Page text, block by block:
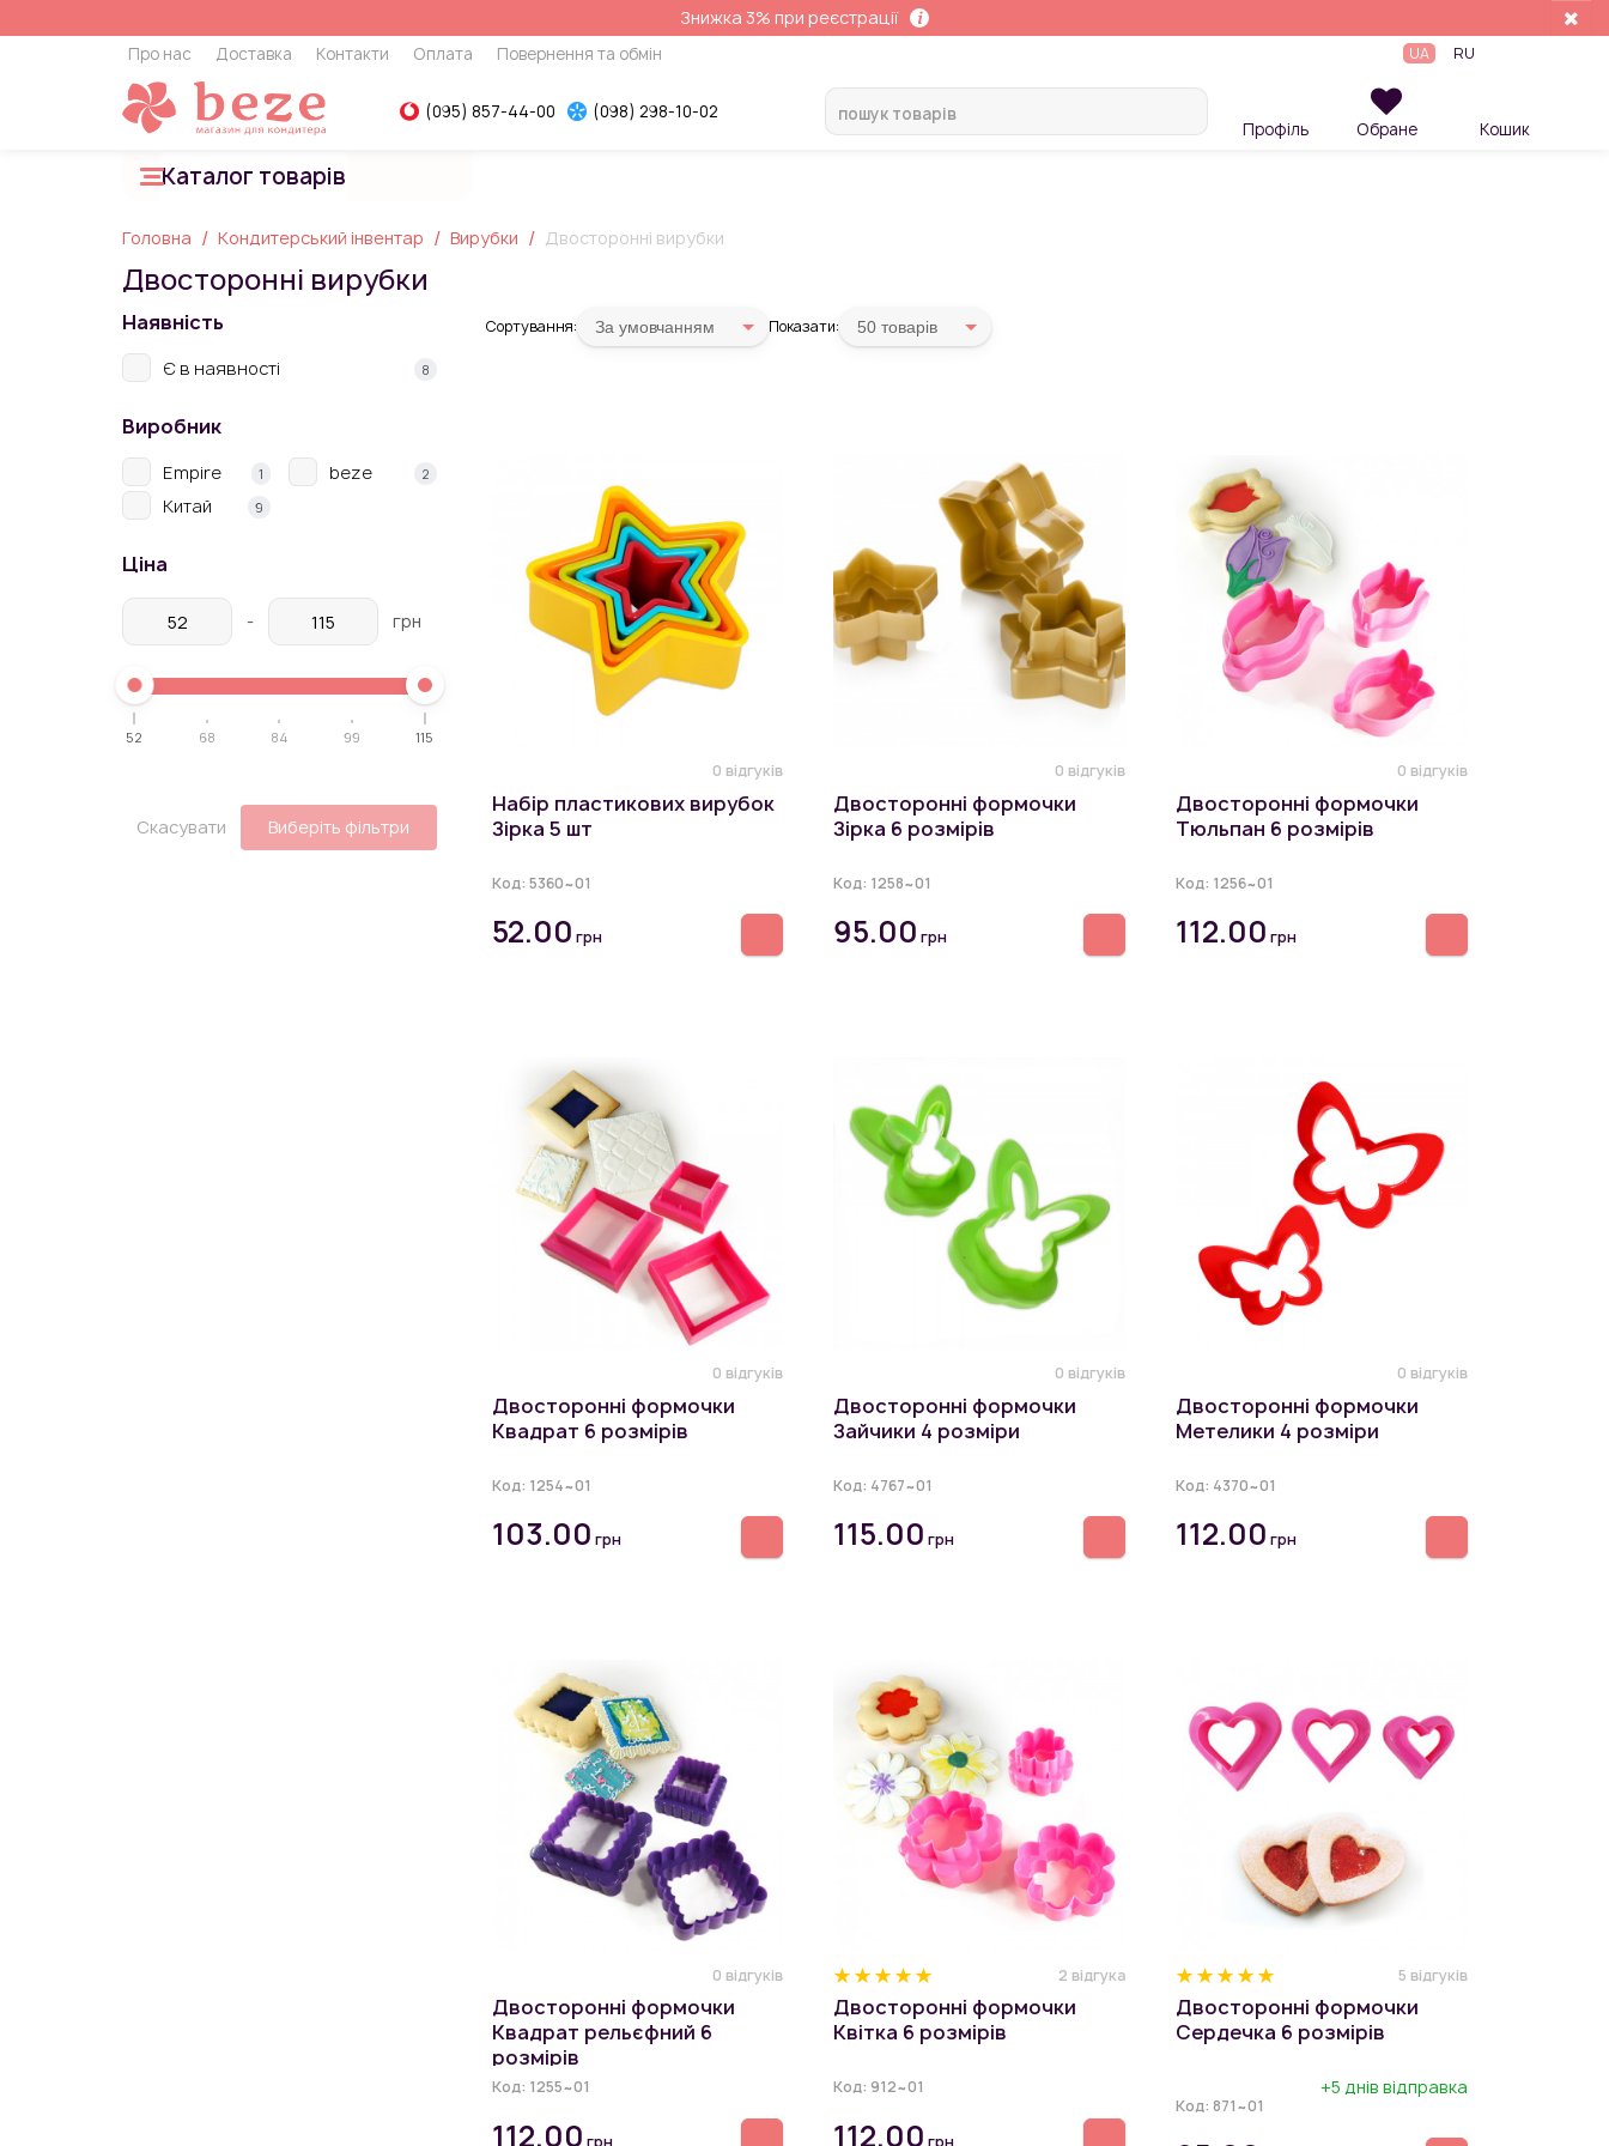
Знижка 3% при реєстрації
Про нас Доставка Контакти Оплата Повернення та обмін UA RU
(095) 857-44-00
(098) 298-10-02
Профіль
Обране Кошик
Каталог товарів
Головна Кондитерський інвентар Вирубки Двосторонні вирубки
Двосторонні вирубки
Наявність
Є в наявності 8
Виробник
Empire 1 beze 2
Китай 9
Ціна
- грн
52 68 84 99 115
Скасувати Виберіть фільтри
Сортування: За умовчанням Показати: 50 товарiв
0 відгуків
Набір пластикових вирубок
Зірка 5 шт
Код: 5360~01
52.00 грн
0 відгуків
Двосторонні формочки
Зірка 6 розмірів
Код: 1258~01
95.00 грн
0 відгуків
Двосторонні формочки
Тюльпан 6 розмірів
Код: 1256~01
112.00 грн
0 відгуків
Двосторонні формочки
Квадрат 6 розмірів
Код: 1254~01
103.00 грн
0 відгуків
Двосторонні формочки
Зайчики 4 розміри
Код: 4767~01
115.00 грн
0 відгуків
Двосторонні формочки
Метелики 4 розміри
Код: 4370~01
112.00 грн
0 відгуків
Двосторонні формочки
Квадрат рельєфний 6
розмірів
Код: 1255~01
112.00 грн
2 відгука
Двосторонні формочки
Квітка 6 розмірів
Код: 912~01
112.00 грн
5 відгуків
Двосторонні формочки
Сердечка 6 розмірів
+5 днів відправка
Код:871~01